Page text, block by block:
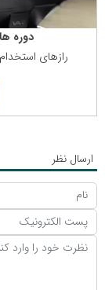
دوره
رازهای
ارسال نظر